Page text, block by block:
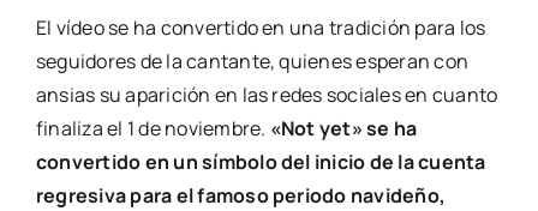
El vídeo se ha convertido en una tradición para los
seguidores de la cantante, quienes esperan con
ansias su aparición en las redes sociales en cuanto
finaliza el 1 de noviembre. «Not yet»se ha
convertido en un símbolo del inicio de la cuenta
regresiva para el famoso periodo navideño,